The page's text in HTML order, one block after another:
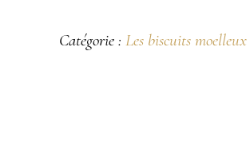
Catégorie : Les biscuits moelleux